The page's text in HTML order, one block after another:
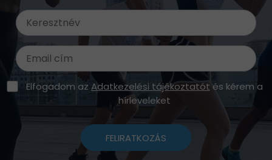
Elfogadom az Adatkezelési tájékoztatót és kérem a
hírleveleket
FELIRATKOZÁS